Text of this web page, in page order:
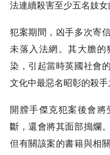
法連續殺害至少五名妓女
犯案期間，凶手多次寄
未落入法網。其大膽的
染，引起當時英國社會
文化中最惡名昭彰的殺手
開膛手傑克犯案後會將
斷，還會將其面部搗爛
但有關該案的書籍與相